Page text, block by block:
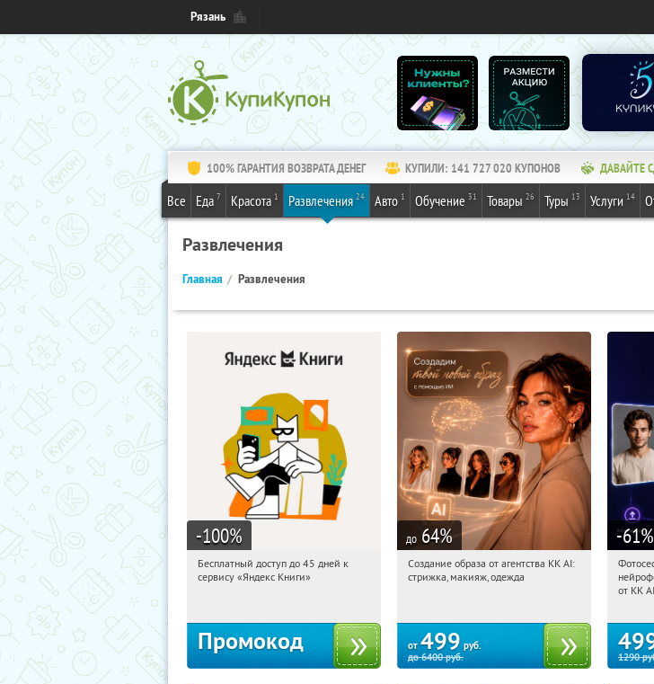
Рязань
100% ГАРАНТИЯ ВОЗВРАТА ДЕНЕГ КУПИЛИ: 141 727 020КУПОНОВ ДАВАЙТЕ
Все Еда 7 Красота 1 Развлечения 24 Авто 1 Обучение 31 Товары 26 Туры 13 Услуги 14
Развлечения
Главная Развлечения
-100%
11:07:56
Получи первым!
Бесплатный доступ до 45 дней к
сервису «Яндекс Книги»
Промокод
до 64%
11:07:56 Купили:64
Создание образа от агентства KK AI:
стрижка, макияж, одежда
от 499 руб.
до6400руб.
-61%
Россия
от KK AI
1290